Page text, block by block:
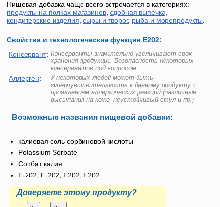
Пищевая добавка чаще всего встречается в категориях:
продукты на полках магазинов сдобная выпечка
кондитерские изделия сыры и творог, рыба и морепродукты
Свойства и технологические функции Е202:
Консервант: Консерванты значительно увеличивают срок
хранения продукции. Безопасность некоторых
консервантов под вопросом.
Аллерген:
У некоторых людей может быть
гиперчувствительность к данному продукту с
проявлением аллергических реакций (различные
высыпания на коже, неустойчивый стул и пр.)
Возможные названия пищевой добавки:
калиевая соль сорбиновой кислоты
Potassium Sorbate
Сорбат калия
E-202, Е-202, Е202, E202
Доверяете этому продукту?